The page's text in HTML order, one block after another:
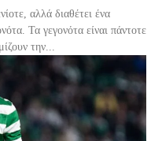
αλλά διαθέτει ένα
Τα γεγονότα είναι πάντοτε
την...